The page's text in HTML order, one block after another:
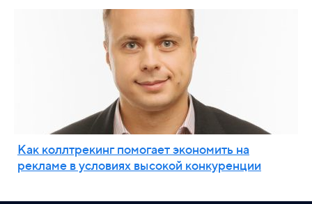
Как коллтрекинг помогает экономить на
рекламе в условиях высокой конкуренции